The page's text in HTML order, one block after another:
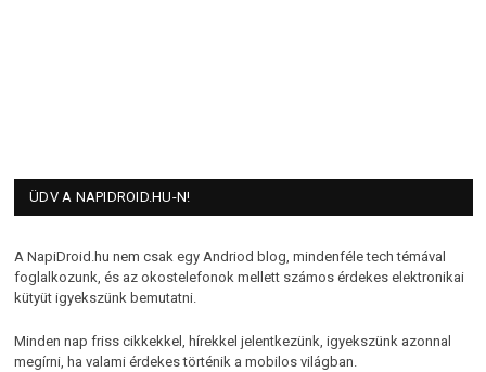
ÜDV A NAPIDROID.HU-N!
A NapiDroid.hu nem csak egy Andriod blog, mindenféle tech témával
foglalkozunk, és az okostelefonok mellett számos érdekes elektronikai
kütyüt igyekszünk bemutatni.
Minden nap friss cikkekkel, hírekkel jelentkezünk, igyekszünk azonnal
megírni, ha valami érdekes történik a mobilos világban.